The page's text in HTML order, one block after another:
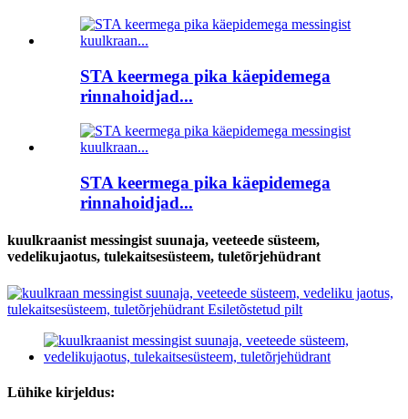
STA keermega pika käepidemega
rinnahoidjad...
STA keermega pika käepidemega
rinnahoidjad...
kuulkraanist messingist suunaja, veeteede süsteem,
vedelikujaotus, tulekaitsesüsteem, tuletõrjehüdrant
Lühike kirjeldus: